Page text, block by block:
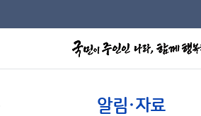
알림·자료